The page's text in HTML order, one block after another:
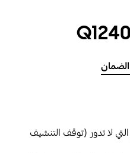
لا تدور (توقف التنشيف